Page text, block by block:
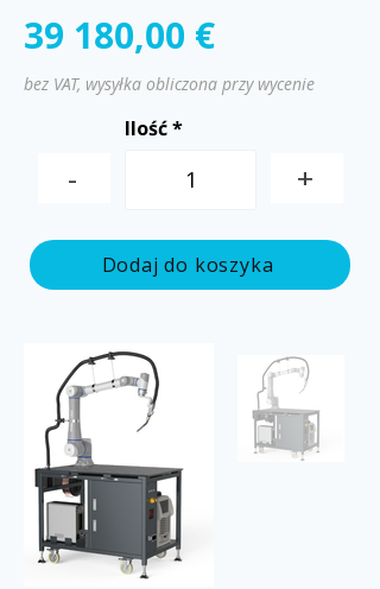
39 180,00 €
bez VAT, wysyłka obliczona przy wycenie
-
Ilość
+
Dodaj do koszyka